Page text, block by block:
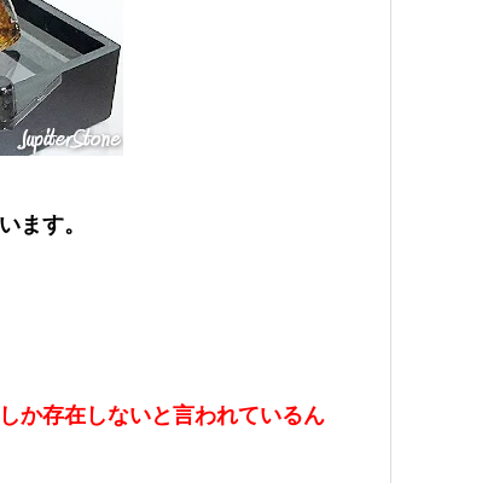
ます。
か存在しないと言われているん